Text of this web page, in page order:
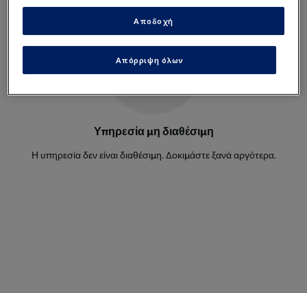
Υπηρεσία μη διαθέσιμη
Η υπηρεσία δεν είναι διαθέσιμη. Δοκιμάστε ξανά αργότερα.
Απόρριψη όλων
Αποδοχή